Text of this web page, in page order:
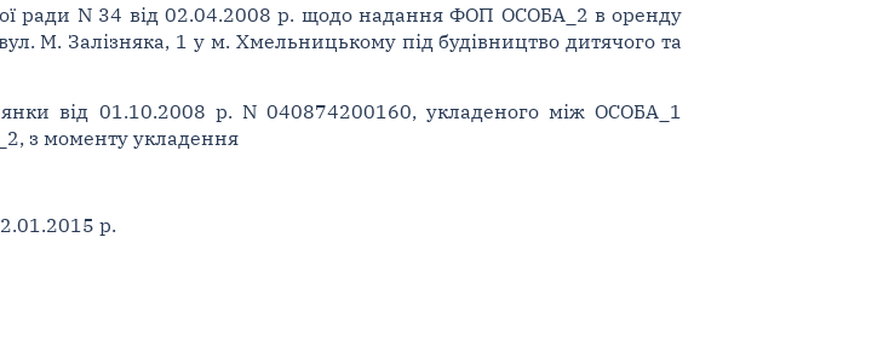
ради N 34 від 02.04.2008 р. щодо надання ФОП ОСОБА_2 в оренду
М. Залізняка, 1 у м. Хмельницькому під будівництво дитячого та
від 01.10.2008 р. N 040874200160, укладеного між ОСОБА_1
з моменту укладення
р.